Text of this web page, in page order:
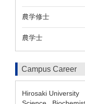
農学修士
農学士
Campus Career
Hirosaki University